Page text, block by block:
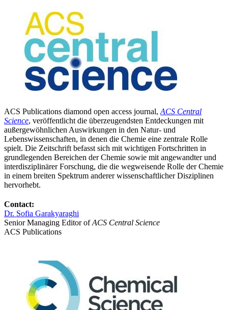
ACS Publications diamond open access journal, ACS Central
Science, veröffentlicht die überzeugendsten Entdeckungen mit
außergewöhnlichen Auswirkungen in den Natur- und
Lebenswissenschaften, in denen die Chemie eine zentrale Rolle
spielt. Die Zeitschrift befasst sich mit wichtigen Fortschritten in
grundlegenden Bereichen der Chemie sowie mit angewandter und
interdisziplinärer Forschung, die die wegweisende Rolle der Chemie
in einem breiten Spektrum anderer wissenschaftlicher Disziplinen
hervorhebt.
Contact:
Dr. Sofia Garakyaraghi
Senior Managing Editor ofACS Central Science
ACS Publications